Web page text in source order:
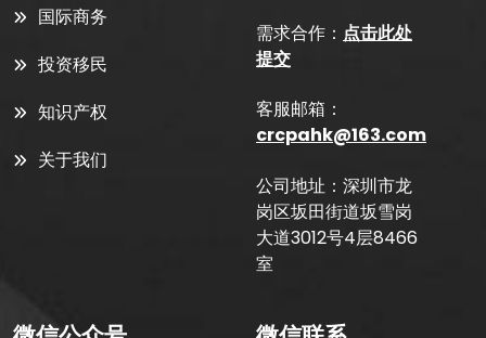
国际商务
投资移民
知识产权
关于我们
需求合作： 点击此处
提交
客服邮箱：
crcpahk@163.com
公司地址：深圳市龙
岗区坂田街道坂雪岗
大道3012号4层8466
室